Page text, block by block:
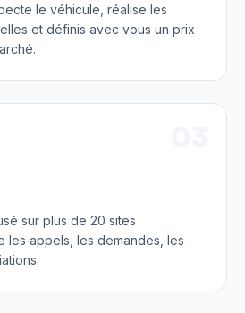
le véhicule, réalise les
et définis avec vous un prix
sur plus de 20 sites
les appels, les demandes, les